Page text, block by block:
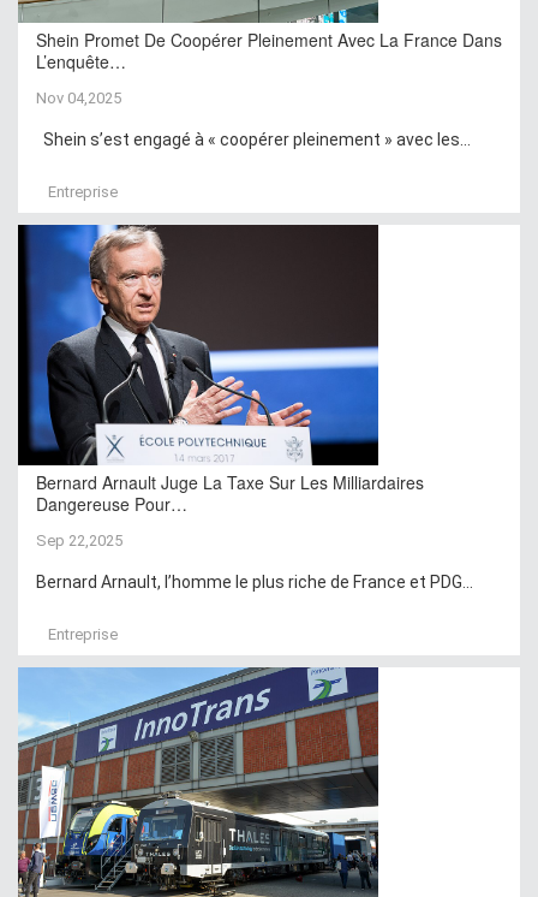
Shein Promet De Coopérer Pleinement Avec La France Dans
L’enquête…
Nov 04,2025
Shein s’est engagé à « coopérer pleinement » avec les...
Entreprise
Bernard Arnault Juge La Taxe Sur Les Milliardaires
Dangereuse Pour…
Sep 22,2025
Bernard Arnault, l’homme le plus riche de France et PDG...
Entreprise